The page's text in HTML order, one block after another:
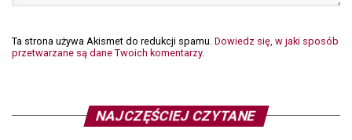
Ta strona używa Akismet do redukcji spamu. Dowiedz się, w jaki sposób
przetwarzane są dane Twoich komentarzy.
NAJCZĘŚCIEJ CZYTANE